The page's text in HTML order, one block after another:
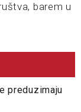
barem u
preduzimaju